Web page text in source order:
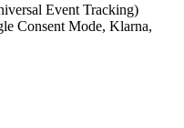
Event Tracking)
Consent Mode, Klarna,